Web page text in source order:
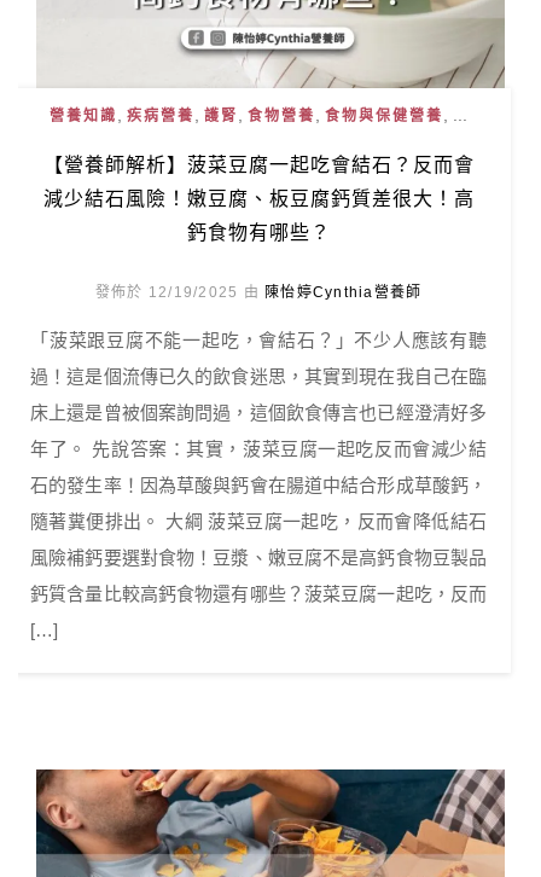
營養知識 疾病營養 護腎 食物營養 食物與保健營養
【營養師解析】菠菜豆腐一起吃會結石？反而會
減少結石風險！嫩豆腐、板豆腐鈣質差很大！高
鈣食物有哪些？
發佈於 12/19/2025 由 陳怡婷Cynthia營養師
「菠菜跟豆腐不能一起吃，會結石？」不少人應該有聽
過！這是個流傳已久的飲食迷思，其實到現在我自己在臨
床上還是曾被個案詢問過，這個飲食傳言也已經澄清好多
年了。 先說答案：其實，菠菜豆腐一起吃反而會減少結
石的發生率！因為草酸與鈣會在腸道中結合形成草酸鈣，
隨著糞便排出。 大綱 菠菜豆腐一起吃，反而會降低結石
風險補鈣要選對食物！豆漿、嫩豆腐不是高鈣食物豆製品
鈣質含量比較高鈣食物還有哪些？菠菜豆腐一起吃，反而
[…]